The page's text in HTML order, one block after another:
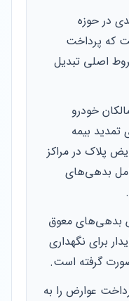
جدیدی در حوزه
که پرداخت
اصلی تبدیل
خودرو
بیمه
پلاک در مراکز
بدهی‌های
بدهی‌های معوق
برای نگهداری
گرفته است.
عوارض را به